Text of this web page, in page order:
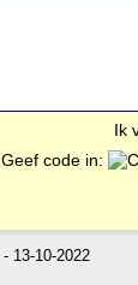
Ik
Geef code in:
- 13-10-2022